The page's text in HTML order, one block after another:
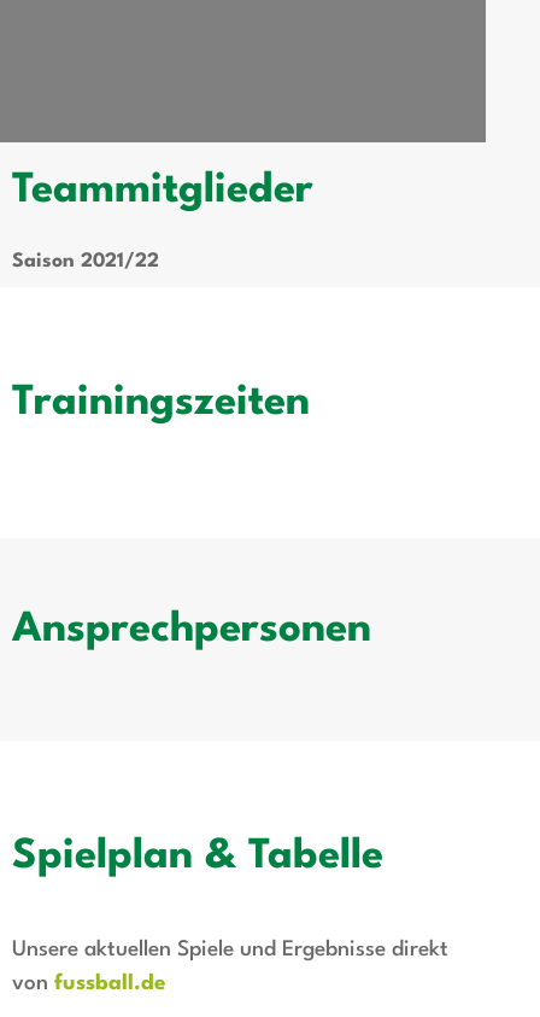
Teammitglieder
Saison 2021/22
Trainingszeiten
Ansprechpersonen
Spielplan & Tabelle
Unsere aktuellen Spiele und Ergebnisse direkt
von fussball.de